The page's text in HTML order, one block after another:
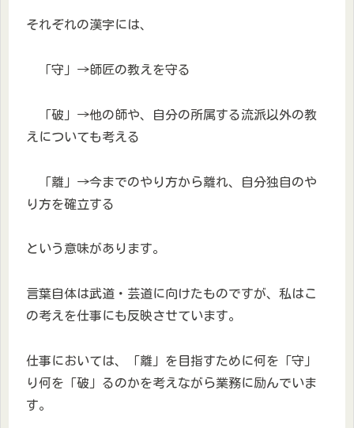
それぞれの漢字には、
「守」→師匠の教えを守る
「破」→他の師や、自分の所属する流派以外の教
えについても考える
「離」→今までのやり方から離れ、自分独自のや
り方を確立する
という意味があります。
言葉自体は武道・芸道に向けたものですが、私はこ
の考えを仕事にも反映させています。
仕事においては、「離」を目指すために何を「守」
り何を「破」るのかを考えながら業務に励んでいま
す。